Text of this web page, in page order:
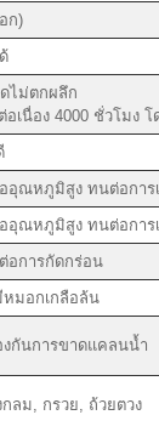
ก)
ไม่ตกผลึก
เนื่อง 4000 ชั่วโมง
อุณหภูมิสูง ทนต่อการ
อุณหภูมิสูง ทนต่อการ
อการกัดกร่อน
มอกเกลือล้น
กันการขาดแคลนน้ำ
ลม, กรวย, ถ้วยตวง